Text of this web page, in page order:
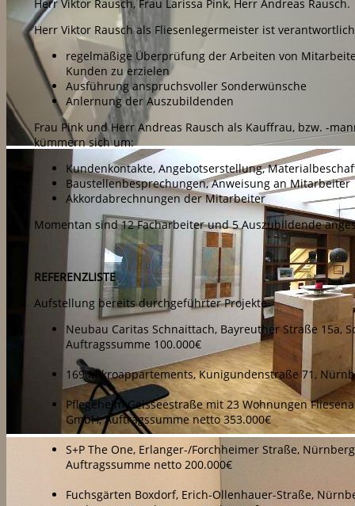
Herr Viktor Rausch, Frau Larissa Pink, Herr Andreas Rausch.
Herr Viktor Rausch als Fliesenlegermeister ist
regelmäßige Überprüfung der Arbeiten von
Kunden zu erzielen
Ausführung anspruchsvoller Sonderwünsche
Anlernung der Auszubildenden
Frau Pink und Herr Andreas Rausch als Kauffrau, bzw. -
kümmern sich um:
Kundenkontakte, Angebotserstellung,
Baustellenbesprechungen, Anweisung an Mitarbeiter
Akkordabrechnungen der Mitarbeiter
Momentan sind 12 Facharbeiter und 5 Auszubildende
REFERENZLISTE
Aufstellung bereits durchgeführter Projekte
Neubau Caritas Schnaittach, Bayreuther Straße 15a,
Auftragssumme 100.000€
169 Mikroappartements, Kunigundenstraße 71,
Pflegeheim Geisseestraße mit 23 Wohnungen
GmbH, Auftragssumme netto 353.000€
S+P The One, Erlanger-/Forchheimer Straße,
Auftragssumme netto 200.000€
Fuchsgärten Boxdorf, Erich-Ollenhauer-Straße,